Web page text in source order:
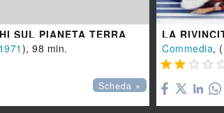
SUL PIANETA TERRA
1971 ), 98 min.
Scheda »
LA
Commedia, (
   